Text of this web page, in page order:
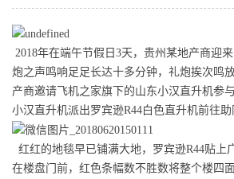
2018年在端午节假日3天，贵州某地产商迎
炮之声鸣响足足长达十多分钟，礼炮挨次鸣
产商邀请飞机之家旗下的山东小汉直升机参
小汉直升机派出罗宾逊R44白色直升机前往助
红红的地毯早已铺满大地，罗宾逊R44贴上
在楼盘门前，红色条幅数不胜数将整个楼四